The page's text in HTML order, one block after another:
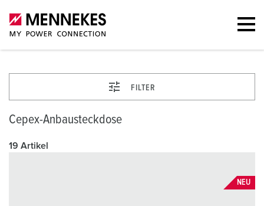
FILTER
Cepex-Anbausteckdose
19 Artikel
NEU